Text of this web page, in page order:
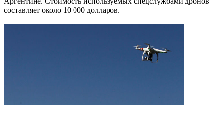
составляет около 10 000 долларов.